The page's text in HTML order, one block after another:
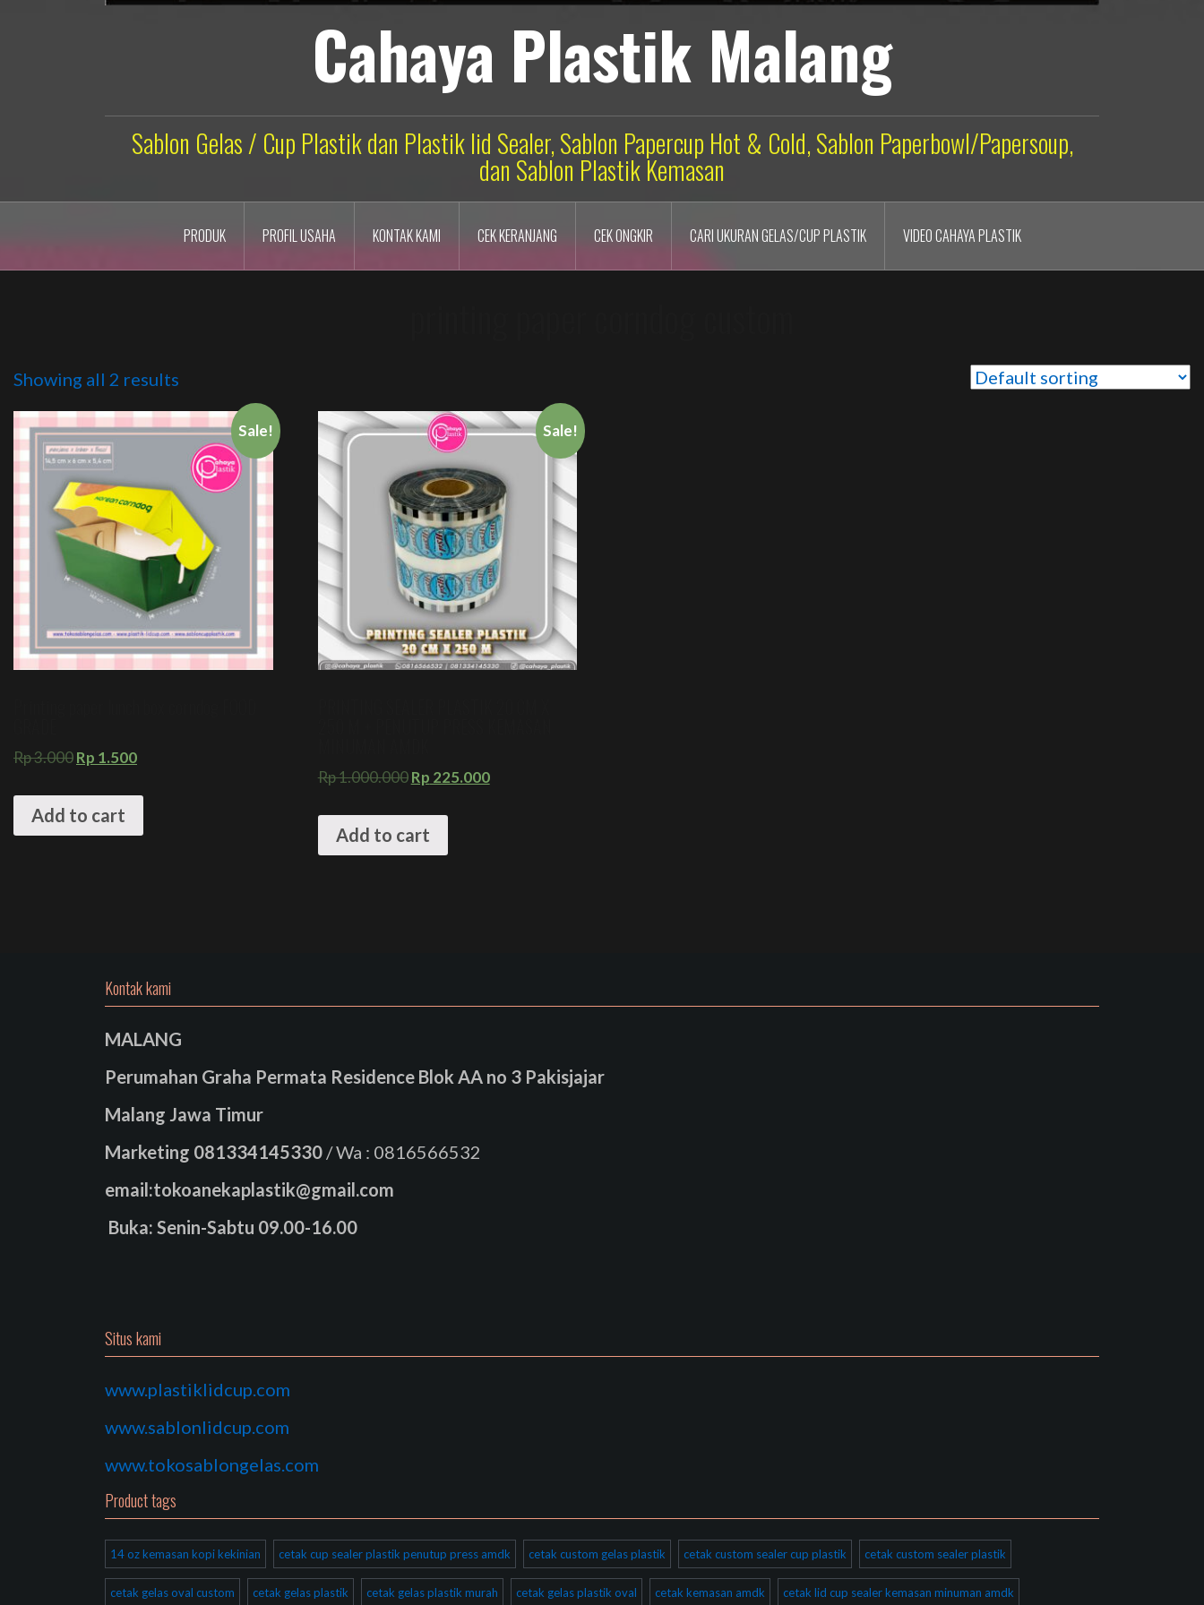
Cahaya Plastik Malang
Sablon Gelas / Cup Plastik dan Plastik lid Sealer, Sablon Papercup Hot & Cold, Sablon Paperbowl/Papersoup,
dan Sablon Plastik Kemasan
PRODUK PROFIL USAHA KONTAK KAMI CEK KERANJANG CEK ONGKIR CARI UKURAN GELAS/CUP PLASTIK VIDEO CAHAYA PLASTIK
Showing all 2 results
Sale!
Rp3.000Rp 1.500
Add to cart
Sale!
Rp1.000.000 Rp 225.000
Add to cart
Kontak kami
MALANG
Perumahan Graha Permata Residence Blok AA no 3 Pakisjajar
Malang Jawa Timur
Marketing 081334145330 / Wa : 0816566532
email:tokoanekaplastik@gmail.com
Buka: Senin-Sabtu 09.00-16.00
Situs kami
www.plastiklidcup.com
www.sablonlidcup.com
www.tokosablongelas.com
Product tags
14 oz kemasan kopi kekinian cetak cup sealer plastik penutup press amdk cetak custom gelas plastik cetak custom sealer cup plastik cetak custom sealer plastik
cetak gelas oval custom cetak gelas plastik cetak gelas plastik murah cetak gelas plastik oval cetak kemasan amdk cetak lid cup sealer kemasan minuman amdk